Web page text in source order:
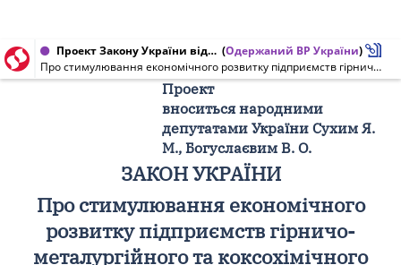
Проект Закону України від 02.09.2008 № 3101 (Одержаний ВР України)
Про стимулювання економічного розвитку підприємств гірничо-металургійного та коксохімічного комплексів України